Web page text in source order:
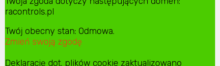
racontrols.pl
Twój obecny stan: Odmowa.
Zmień swoją zgodę
Deklarację dot. plików cookie zaktualizowano